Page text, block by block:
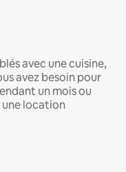
avec une cuisine,
avez besoin pour
un mois ou
location